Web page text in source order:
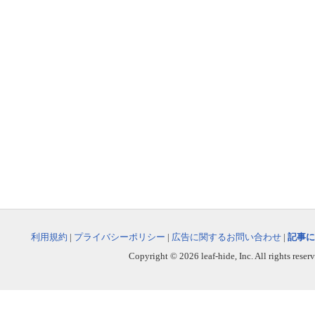
利用規約 | プライバシーポリシー | 広告に関するお問い合わせ | 記事
Copyright © 2026 leaf-hide, Inc. All rights